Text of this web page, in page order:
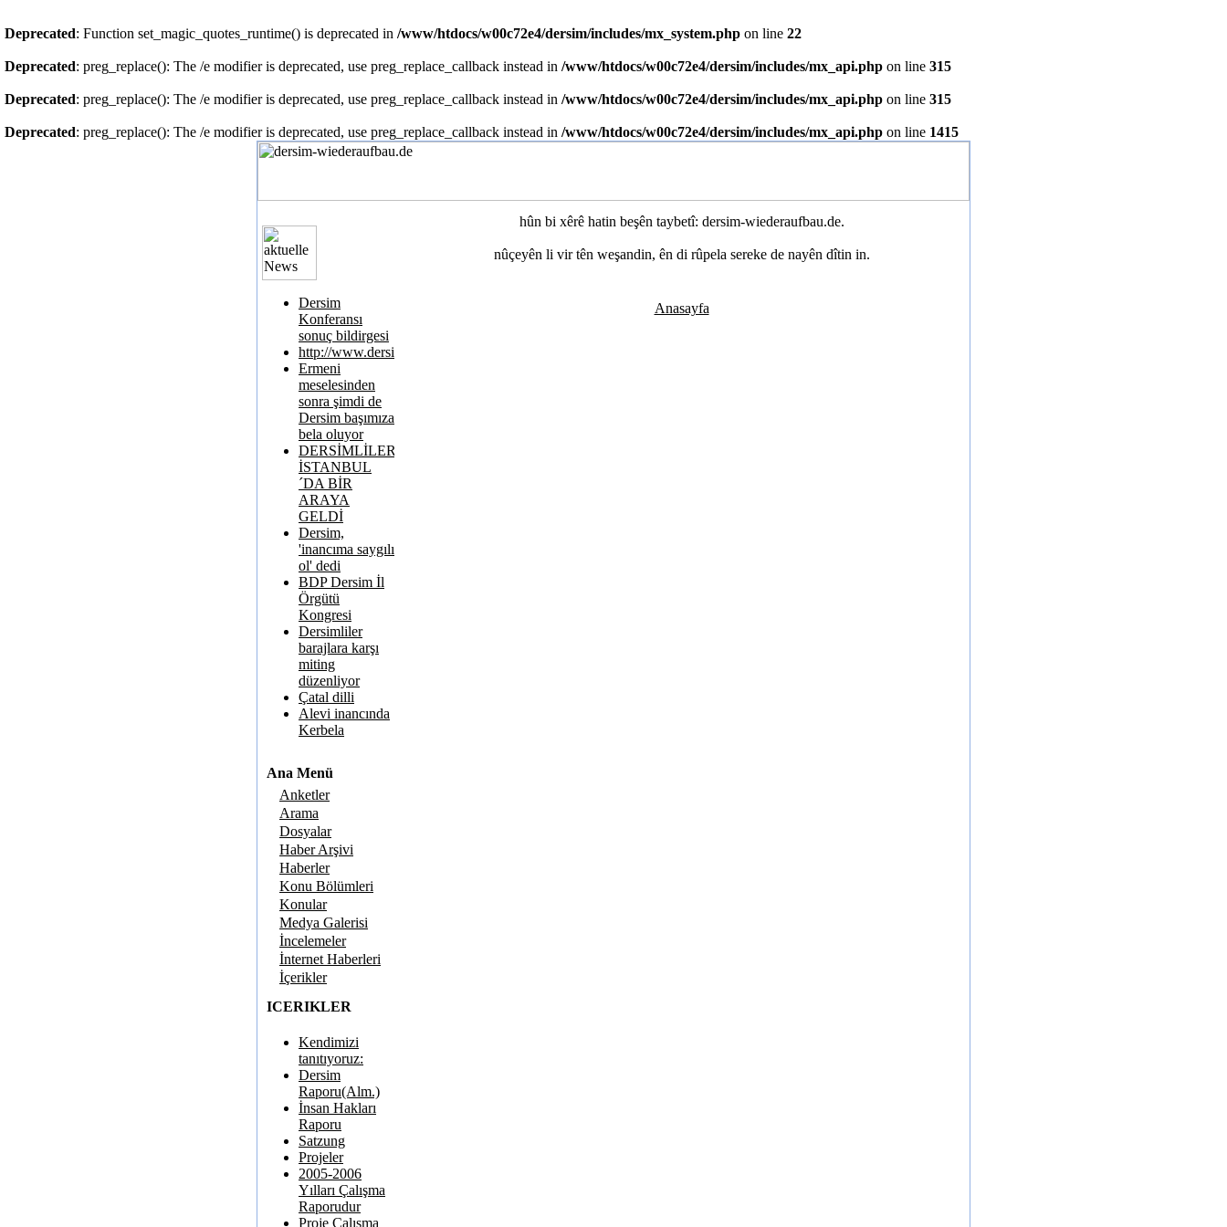
Deprecated: Function set_magic_quotes_runtime() is deprecated in /www/htdocs/w00c72e4/dersim/includes/mx_system.php on line 22
Deprecated: preg_replace(): The /e modifier is deprecated, use preg_replace_callback instead in /www/htdocs/w00c72e4/dersim/includes/mx_api.php on line 315
Deprecated: preg_replace(): The /e modifier is deprecated, use preg_replace_callback instead in /www/htdocs/w00c72e4/dersim/includes/mx_api.php on line 315
Deprecated: preg_replace(): The /e modifier is deprecated, use preg_replace_callback instead in /www/htdocs/w00c72e4/dersim/includes/mx_api.php on line 1415
Dersim
Konferansı
sonuç bildirgesi
http://www.dersimkatliami.com/
Ermeni
meselesinden
sonra şimdi de
Dersim başımıza
bela oluyor
DERSİMLİLER
İSTANBUL
´DA BİR
ARAYA
GELDİ
Dersim,
'inancıma saygılı
ol' dedi
BDP Dersim İl
Örgütü
Kongresi
Dersimliler
barajlara karşı
miting
düzenliyor
Çatal dilli
Alevi inancında
Kerbela
Ana Menü
Anketler
Arama
Dosyalar
Haber Arşivi
Haberler
Konu Bölümleri
Konular
Medya Galerisi
İncelemeler
İnternet Haberleri
İçerikler
ICERIKLER
Kendimizi
tanıtıyoruz:
Dersim
Raporu(Alm.)
İnsan Hakları
Raporu
Satzung
Projeler
2005-2006
Yılları Çalışma
Raporudur
Proje Çalışma
hûn bi xêrê hatin beşên taybetî: dersim-wiederaufbau.de.
nûçeyên li vir tên weşandin, ên di rûpela sereke de nayên dîtin in.
Anasayfa